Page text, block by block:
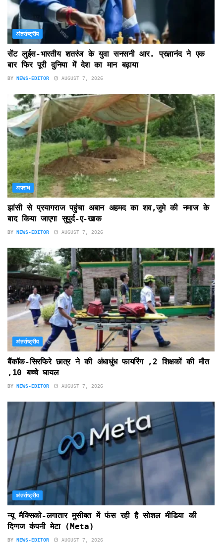
अंतर्राष्ट्रीय
सेंट लुईस-भारतीय शतरंज के युवा सनसनी आर. प्रज्ञानंद ने एक
बार फिर पूरी दुनिया में देश का मान बढ़ाया
BY NEWS-EDITOR AUGUST 7, 2026
अपराध
झांसी से प्रयागराज पहुंचा अबान अहमद का शव,जुमे की नमाज के
बाद किया जाएगा सुपुर्द-ए-खाक
BY NEWS-EDITOR AUGUST 7, 2026
अंतर्राष्ट्रीय
बैंकॉक-सिरफिरे छात्र ने की अंधाधुंध फायरिंग ,2 शिक्षकों की मौत
,10 बच्चे घायल
BY NEWS-EDITOR AUGUST 7, 2026
अंतर्राष्ट्रीय
न्यू मैक्सिको-लगातार मुसीबत में फंस रही है सोशल मीडिया की
दिग्गज कंपनी मेटा (Meta)
BY NEWS-EDITOR AUGUST 7, 2026